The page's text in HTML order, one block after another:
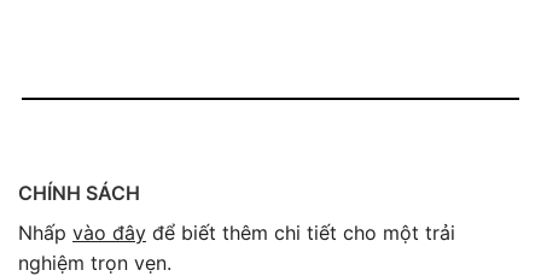
CHÍNH SÁCH
Nhấp vào đây để biết thêm chi tiết cho một trải
nghiệm trọn vẹn.